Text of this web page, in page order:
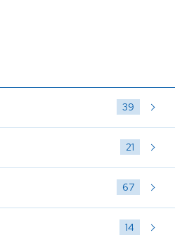
39
21
67
14